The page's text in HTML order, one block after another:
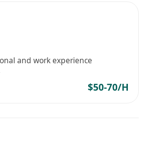
and work experience
$50-70/H